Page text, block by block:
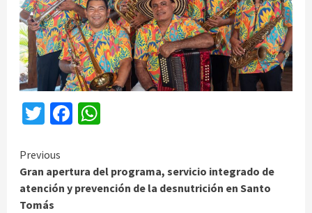
TwitterFacebook
Continue
Reading
Previous
Gran apertura del programa, servicio integrado de
atención y prevención de la desnutrición en Santo
Tomás